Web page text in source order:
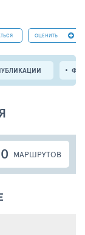
ОЦЕНИТЬ
0 МАРШРУТОВ